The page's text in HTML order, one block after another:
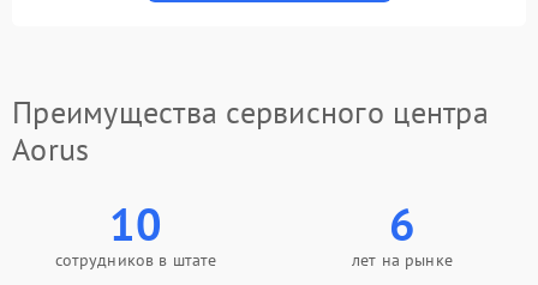
Преимущества сервисного центра
Aorus
10
сотрудников в штате
6
лет на рынке